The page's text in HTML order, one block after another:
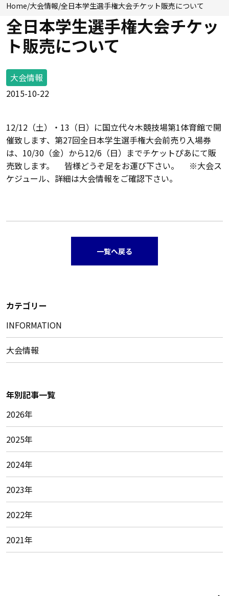
Home/大会情報/全日本学生選手権大会チケット販売について
全日本学生選手権大会チケッ
ト販売について
大会情報
2015-10-22
12/12（土）・13（日）に国立代々木競技場第1体育館で開
催致します、第27回全日本学生選手権大会前売り入場券
は、10/30（金）から12/6（日）までチケットぴあにて販
売致します。 皆様どうぞ足をお運び下さい。 ※大会ス
ケジュール、詳細は大会情報をご確認下さい。
一覧へ戻る
カテゴリー
INFORMATION
大会情報
年別記事一覧
2026年
2025年
2024年
2023年
2022年
2021年